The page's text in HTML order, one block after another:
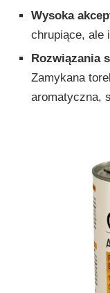
Wysoka
chrupiące, ale
Rozwiązania
Zamykana
aromatyczna,